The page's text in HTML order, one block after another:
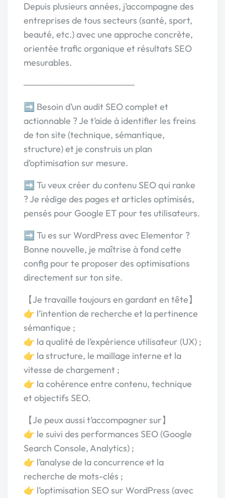
Depuis plusieurs années, j’accompagne des
entreprises de tous secteurs (santé, sport,
beauté, etc.) avec une approche concrète,
orientée trafic organique et résultats SEO
mesurables.
─────────────────
➡️ Besoin d’un audit SEO complet et
actionnable ? Je t’aide à identifier les freins
de ton site (technique, sémantique,
structure) et je construis un plan
d’optimisation sur mesure.
➡️ Tu veux créer du contenu SEO qui ranke
? Je rédige des pages et articles optimisés,
pensés pour Google ET pour tes utilisateurs.
➡️ Tu es sur WordPress avec Elementor ?
Bonne nouvelle, je maîtrise à fond cette
config pour te proposer des optimisations
directement sur ton site.
【Je travaille toujours en gardant en tête】
👉 l’intention de recherche et la pertinence
sémantique ;
👉 la qualité de l’expérience utilisateur (UX) ;
👉 la structure, le maillage interne et la
vitesse de chargement ;
👉 la cohérence entre contenu, technique
et objectifs SEO.
【Je peux aussi t’accompagner sur】
👉 le suivi des performances SEO (Google
Search Console, Analytics) ;
👉 l’analyse de la concurrence et la
recherche de mots-clés ;
👉 l’optimisation SEO sur WordPress (avec